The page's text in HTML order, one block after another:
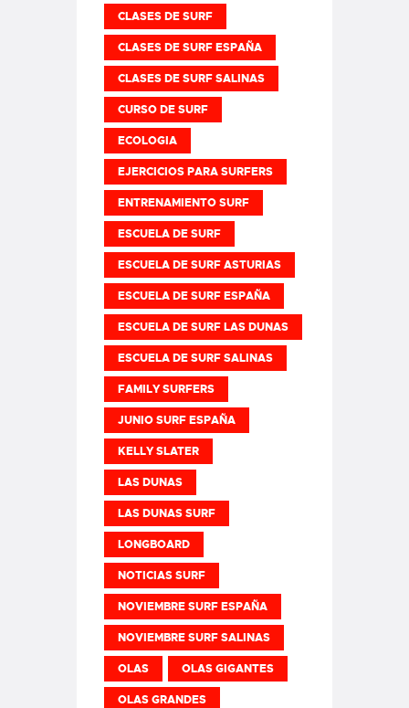
CLASES DE SURF
CLASES DE SURF ESPAÑA
CLASES DE SURF SALINAS
CURSO DE SURF
ECOLOGIA
EJERCICIOS PARA SURFERS
ENTRENAMIENTO SURF
ESCUELA DE SURF
ESCUELA DE SURF ASTURIAS
ESCUELA DE SURF ESPAÑA
ESCUELA DE SURF LAS DUNAS
ESCUELA DE SURF SALINAS
FAMILY SURFERS
JUNIO SURF ESPAÑA
KELLY SLATER
LAS DUNAS
LAS DUNAS SURF
LONGBOARD
NOTICIAS SURF
NOVIEMBRE SURF ESPAÑA
NOVIEMBRE SURF SALINAS
OLAS OLAS GIGANTES
OLAS GRANDES